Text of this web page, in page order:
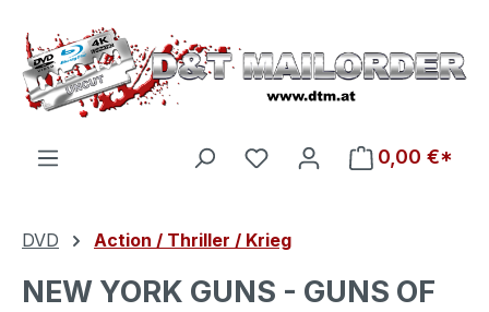
Zum Hauptinhalt springen
Du hast 0 Produkte auf
0,00 €*
DVD Action / Thriller / Krieg
NEW YORK GUNS - GUNS OF